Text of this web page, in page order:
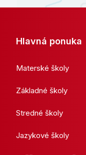
Hlavná ponuka
Materské školy
Základné školy
Stredné školy
Jazykové školy